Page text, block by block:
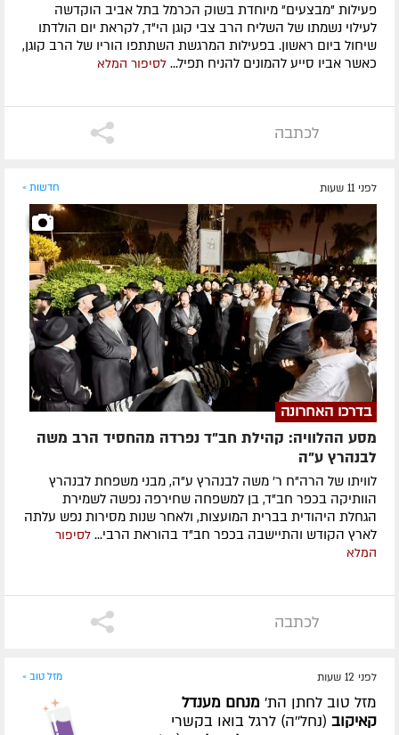
פעילות "מבצעים" מיוחדת בשוק הכרמל בתל אביב הוקדשה
לעילוי נשמתו של השליח הרב צבי קוגן הי"ד, לקראת יום הולדתו
שיחול ביום ראשון. בפעילות המרגשת השתתפו הוריו של הרב קוגן,
כאשר אביו סייע להמונים להניח תפיל... לסיפור המלא
לכתבה
לפני 11 שעות חדשות »
בדרכו האחרונה
מסע ההלוויה: קהילת חב"ד נפרדה מהחסיד הרב משה
לבנהרץ ע"ה
לוויתו של הרה"ח ר' משה לבנהרץ ע"ה, מבני משפחת לבנהרץ
הוותיקה בכפר חב"ד, בן למשפחה שחירפה נפשה לשמירת
הגחלת היהודית בברית המועצות, ולאחר שנות מסירות נפש עלתה
לארץ הקודש והתיישבה בכפר חב"ד בהוראת הרבי... לסיפור
המלא
לכתבה
לפני 12 שעות מזל טוב »
מזל טוב לחתן הת' מנחם מענדל
קאיקוב (נחל''ה) לרגל בואו בקשרי